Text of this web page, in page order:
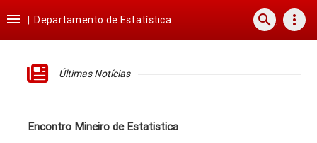
para
para
para
para
 Departamento de Estatística search more_vert
Últimas Notícias
Encontro Mineiro de Estatistica